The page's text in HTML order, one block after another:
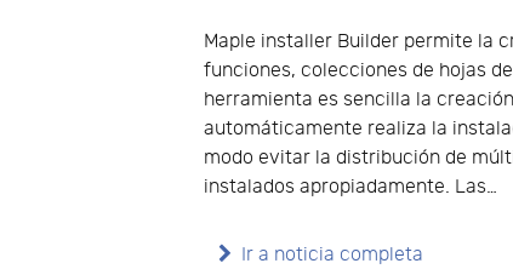
Maple installer Builder permite la
funciones, colecciones de hojas
herramienta es sencilla la
automáticamente realiza la
modo evitar la distribución de
instalados apropiadamente. Las…
Ir a noticia completa